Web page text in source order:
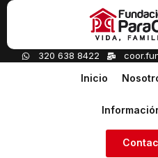
320 638 8422
Inicio